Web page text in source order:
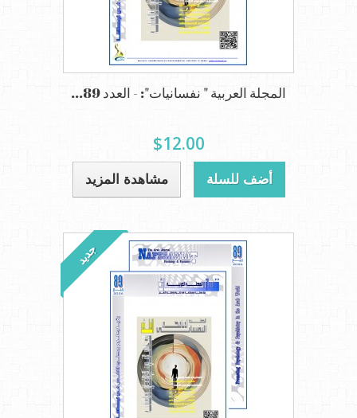
المجلة العربية " نفسانيات": - العدد 89...
$12.00
أضف للسلة مشاهدة المزيد
جديد